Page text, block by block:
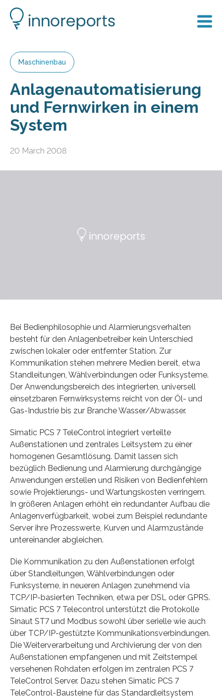
Maschinenbau
Anlagenautomatisierung
und Fernwirken in einem
System
20 March 2008
Bei Bedienphilosophie und Alarmierungsverhalten
besteht für den Anlagenbetreiber kein Unterschied
zwischen lokaler oder entfernter Station. Zur
Kommunikation stehen mehrere Medien bereit, etwa
Standleitungen, Wählverbindungen oder Funksysteme.
Der Anwendungsbereich des integrierten, universell
einsetzbaren Fernwirksystems reicht von der Öl- und
Gas-Industrie bis zur Branche Wasser/Abwasser.
Simatic PCS 7 TeleControl integriert verteilte
Außenstationen und zentrales Leitsystem zu einer
homogenen Gesamtlösung. Damit lassen sich
bezüglich Bedienung und Alarmierung durchgängige
Anwendungen erstellen und Risiken von Bedienfehlern
sowie Projektierungs- und Wartungskosten verringern.
In größeren Anlagen erhöht ein redundanter Aufbau die
Anlagenverfügbarkeit, wobei zum Beispiel redundante
Server ihre Prozesswerte, Kurven und Alarmzustände
untereinander abgleichen.
Die Kommunikation zu den Außenstationen erfolgt
über Standleitungen, Wählverbindungen oder
Funksysteme, in neueren Anlagen zunehmend via
TCP/IP-basierten Techniken, etwa per DSL oder GPRS.
Simatic PCS 7 Telecontrol unterstützt die Protokolle
Sinaut ST7 und Modbus sowohl über serielle wie auch
über TCP/IP-gestützte Kommunikationsverbindungen.
Die Weiterverarbeitung und Archivierung der von den
Außenstationen empfangenen und mit Zeitstempel
versehenen Rohdaten erfolgen im zentralen PCS 7
TeleControl Server. Dazu stehen Simatic PCS 7
TeleControl-Bausteine für das Standardleitsystem